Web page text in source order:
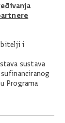
i
sustava
Programa